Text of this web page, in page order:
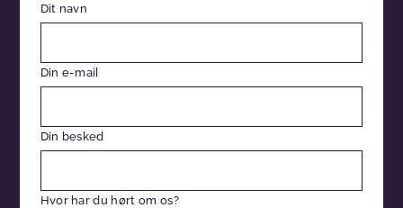
Dit navn
Din e-mail
Din besked
Hvor har du hørt om os?